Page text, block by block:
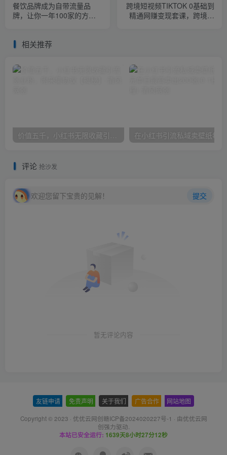
餐饮品牌成为自带流量品
牌，让你一年100家的方
跨境短视频TIKTOK 0基础到
精通网赚变现套课，跨境短
相关推荐
价值五千，小红书无限收藏引流创业粉，附采集协议【揭秘】
评论 抢沙发
欢迎您留下宝贵的见解！ 提交
暂无评论内容
友链申请 免责声明 关于我们 广告合作 网站地图
Copyright © 2023 · 优优云网创赣ICP备2024020227号-1 · 由优优云网
创强力驱动.
本站已安全运行: 1639天8小时27分13秒